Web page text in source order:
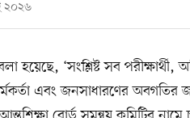
২০২৬
হয়েছে, ‘সংশ্লিষ্ট সব
এবং জনসাধারণের